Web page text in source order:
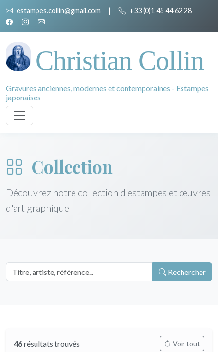
estampes.collin@gmail.com | +33 (0)1 45 44 62 28
Christian Collin
Gravures anciennes, modernes et contemporaines - Estampes
japonaises
Collection
Découvrez notre collection d'estampes et œuvres
d'art graphique
Rechercher
46résultats trouvés Voir tout